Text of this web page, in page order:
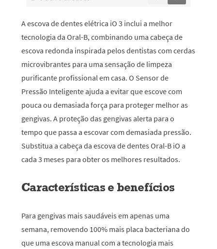
ReviewsReviews
A escova de dentes elétrica iO 3 inclui a melhor
tecnologia da Oral-B, combinando uma cabeça de
escova redonda inspirada pelos dentistas com cerdas
microvibrantes para uma sensação de limpeza
purificante profissional em casa. O Sensor de
Pressão Inteligente ajuda a evitar que escove com
pouca ou demasiada força para proteger melhor as
gengivas. A proteção das gengivas alerta para o
tempo que passa a escovar com demasiada pressão.
Substitua a cabeça da escova de dentes Oral-B iO a
cada 3 meses para obter os melhores resultados.
Características e benefícios
Para gengivas mais saudáveis em apenas uma
semana, removendo 100% mais placa bacteriana do
que uma escova manual com a tecnologia mais